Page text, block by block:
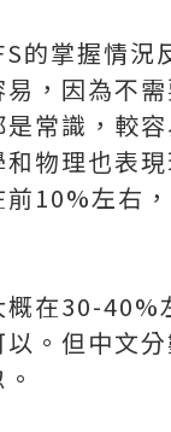
的掌握情況
，因為不
常識，較
物理也表
10%左右
概在30-40%
。但中文